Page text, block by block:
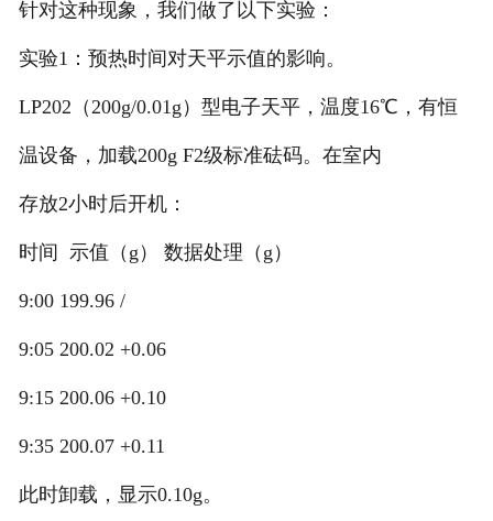
针对这种现象，我们做了以下实验：
实验1：预热时间对天平示值的影响。
LP202（200g/0.01g）型电子天平，温度16℃，有恒
温设备，加载200g F2级标准砝码。在室内
存放2小时后开机：
时间 示值（g） 数据处理（g）
9:00 199.96 /
9:05 200.02 +0.06
9:15 200.06 +0.10
9:35 200.07 +0.11
此时卸载，显示0.10g。